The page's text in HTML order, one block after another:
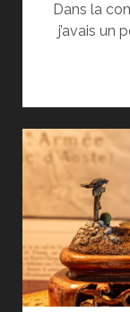
Dans la
j’avais un